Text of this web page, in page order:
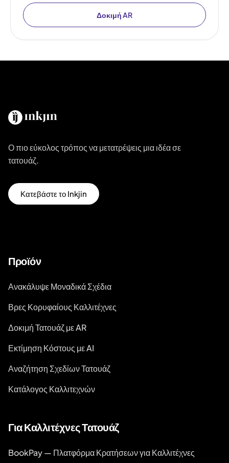
Δοκιμή AR
Ο πιο εύκολος τρόπος να μετατρέψεις μια ιδέα σε
τατουάζ.
Κατεβάστε το Inkjin
Προϊόν
Ανακάλυψε Μοναδικά Σχέδια
Βρες Κορυφαίους Καλλιτέχνες
Δοκιμή Τατουάζ με AR
Εκτίμηση Κόστους με AI
Αναζήτηση Σχεδίων Τατουάζ
Κατάλογος Καλλιτεχνών
Για Καλλιτέχνες Τατουάζ
BookPay — Πλατφόρμα Κρατήσεων για Καλλιτέχνες